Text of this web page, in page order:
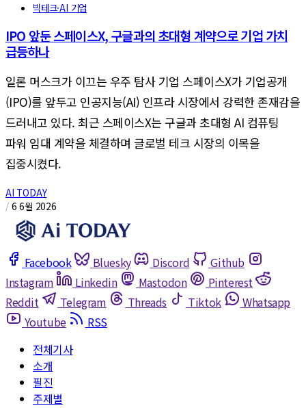
빅테크·AI 기업
IPO 앞둔 스페이스X, 구글과의 초대형 계약으로 기업 가치
급등하나
일론 머스크가 이끄는 우주 탐사 기업 스페이스X가 기업공개
(IPO)를 앞두고 인공지능(AI) 인프라 시장에서 강력한 존재감을
드러내고 있다. 최근 스페이스X는 구글과 초대형 AI 컴퓨팅
파워 임대 계약을 체결하며 글로벌 테크 시장의 이목을
집중시켰다.
AI TODAY
/ 6 6월 2026
Facebook Bluesky Discord
Github
Instagram
Linkedin Mastodon
Pinterest
Reddit
Telegram Threads Tiktok
Whatsapp
Youtube
RSS
전체기사
소개
필진
주제별